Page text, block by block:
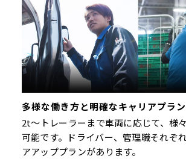
多様な働き方と明確なキャリアプラン
2t～トレーラーまで車両に応じて、様
可能です。ドライバー、管理職それぞ
アアッププランがあります。